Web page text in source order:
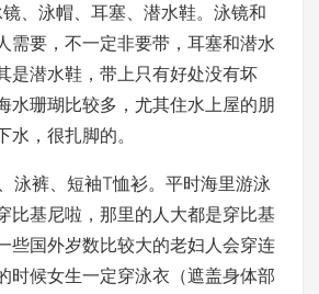
、泳帽、耳塞、潜水鞋。泳镜和
需要，不一定非要带，耳塞和潜水
是潜水鞋，带上只有好处没有坏
水珊瑚比较多，尤其住水上屋的朋
，很扎脚的。
泳裤、短袖T恤衫。平时海里游泳
比基尼啦，那里的人大都是穿比基
些国外岁数比较大的老妇人会穿连
时候女生一定穿泳衣（遮盖身体部